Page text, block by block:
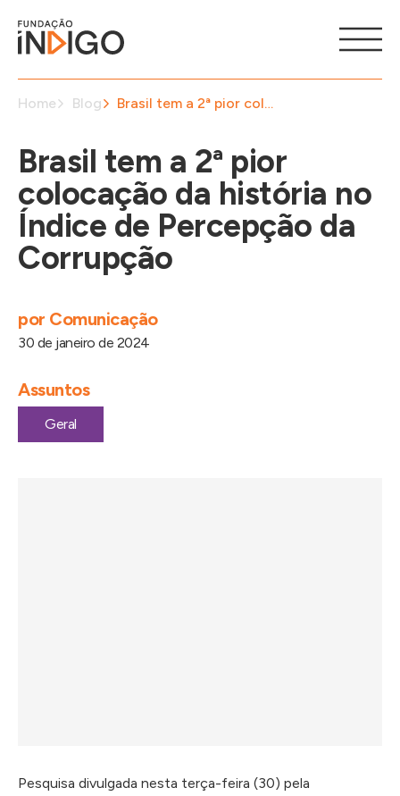
Home Blog Brasil tem a 2ª pior colocação da história no Índice de Percepção da Corrupção
Brasil tem a 2ª pior
colocação da história no
Índice de Percepção da
Corrupção
por Comunicação
30 de janeiro de 2024
Assuntos
Geral
Pesquisa divulgada nesta terça-feira (30) pela